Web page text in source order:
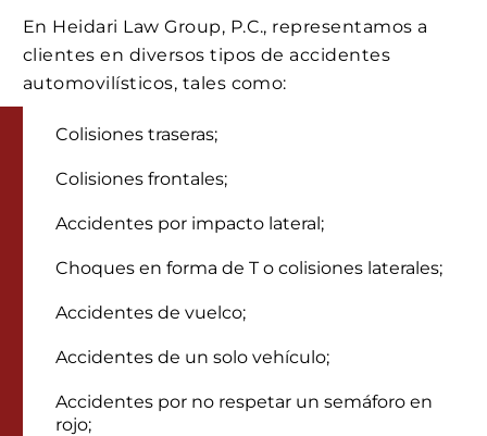
En Heidari Law Group, P.C., representamos a
clientes en diversos tipos de accidentes
automovilísticos, tales como:
Colisiones traseras;
Colisiones frontales;
Accidentes por impacto lateral;
Choques en forma de T o colisiones laterales;
Accidentes de vuelco;
Accidentes de un solo vehículo;
Accidentes por no respetar un semáforo en
rojo;